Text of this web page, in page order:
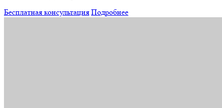
Бесплатная консультация Подробнее